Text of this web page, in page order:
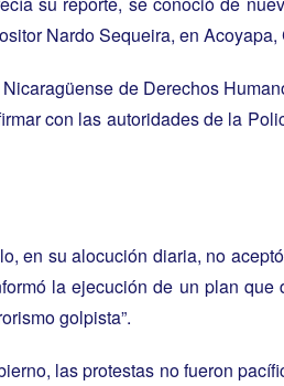
Nardo Sequeira, en Acoyapa,
de Derechos
con las autoridades de la
en su alocución diaria, no
la ejecución de un plan
golpista”.
las protestas no fueron